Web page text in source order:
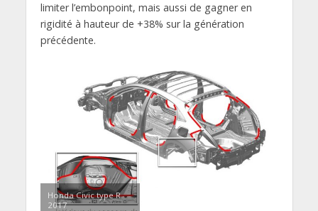
limiter l’embonpoint, mais aussi de gagner en
rigidité à hauteur de +38% sur la génération
précédente.
Honda Civic type R
2017